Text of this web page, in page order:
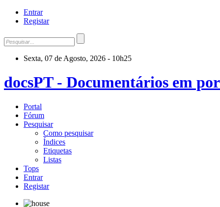
Entrar
Registar
Sexta, 07 de Agosto, 2026 - 10h25
docsPT - Documentários em
Portal
Fórum
Pesquisar
Como pesquisar
Índices
Etiquetas
Listas
Tops
Entrar
Registar